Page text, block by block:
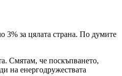
3% за цялата страна. По думите
Смятам, че поскъпването,
на енергодружествата